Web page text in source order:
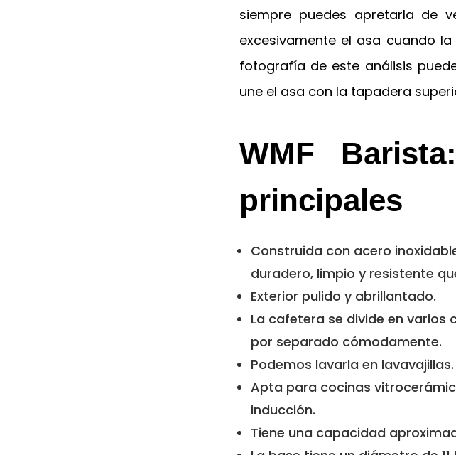
siempre puedes apretarla de
excesivamente el asa cuando
fotografía de este análisis
une el asa con la tapadera
WMF
principales
Construida con acero
duradero, limpio y resistente
Exterior pulido y abrillantado.
La cafetera se divide en varios
por separado cómodamente.
Podemos lavarla en lavavajillas.
Apta para cocinas
inducción.
Tiene una capacidad